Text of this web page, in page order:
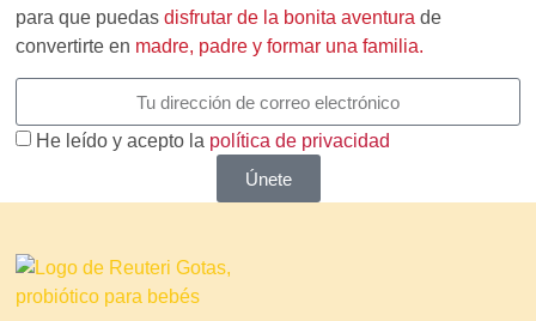
para que puedasdisfrutar de la bonita aventura de
convertirte en madre, padre y formar una familia.
He leído y acepto la política de privacidad
Únete